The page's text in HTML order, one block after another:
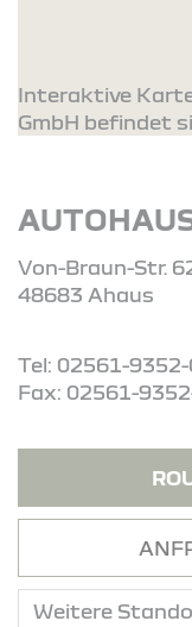
Interaktive
GmbH befindet
Von-Braun-Str.
48683 Ahaus
Tel: 02561-
Fax: 02561-